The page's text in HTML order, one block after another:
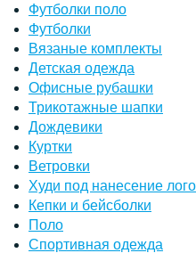
Футболки поло
Футболки
Вязаные комплекты
Детская одежда
Офисные рубашки
Трикотажные шапки
Дождевики
Куртки
Ветровки
Худи под нанесение
Кепки и бейсболки
Поло
Спортивная одежда